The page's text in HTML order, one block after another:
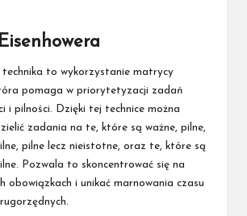
technika to wykorzystanie matrycy
pomaga w priorytetyzacji zadań
i pilności. Dzięki tej technice można
zadania na te, które są ważne, pilne,
pilne lecz nieistotne, oraz te, które są
Pozwala to skoncentrować się na
obowiązkach i unikać marnowania czasu